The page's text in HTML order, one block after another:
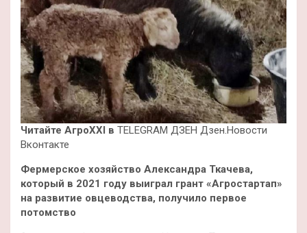
Читайте АгроXXI в TELEGRAM ДЗЕН Дзен.Новости
Вконтакте
Фермерское хозяйство Александра Ткачева,
который в 2021 году выиграл грант «Агростартап»
на развитие овцеводства, получило первое
потомство